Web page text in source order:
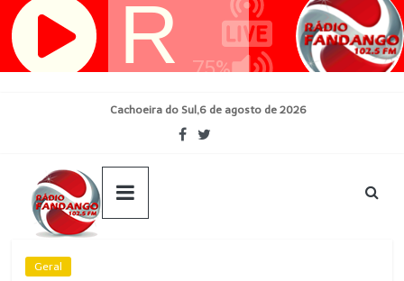
Pular
para
Cachoeira do Sul,6 de agosto de 2026
Geral